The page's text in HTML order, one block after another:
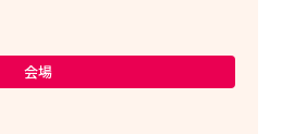
会場